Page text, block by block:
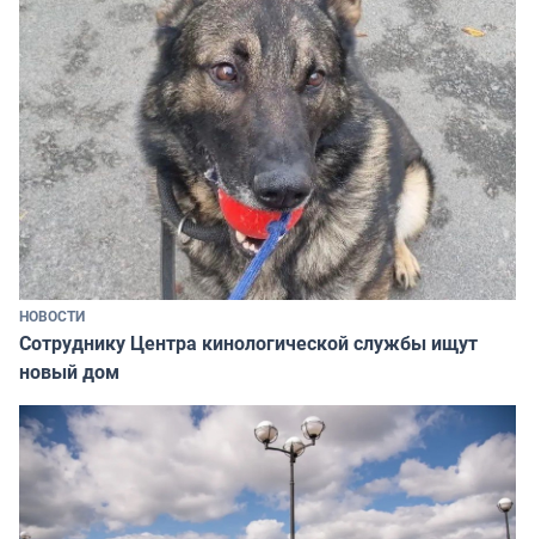
НОВОСТИ
Сотруднику Центра кинологической службы ищут
новый дом